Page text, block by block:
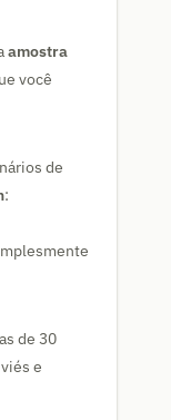
amostra
você
de
:
de 30
e